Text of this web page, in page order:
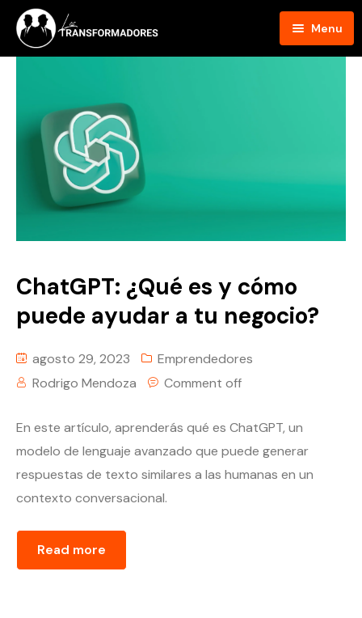
Menu
Hosts
ChatGPT: ¿Qué es y cómo
puede ayudar a tu negocio?
agosto 29, 2023
Emprendedores
Rodrigo Mendoza
Comment off
En este artículo, aprenderás qué es ChatGPT, un
modelo de lenguaje avanzado que puede generar
respuestas de texto similares a las humanas en un
contexto conversacional.
Read more